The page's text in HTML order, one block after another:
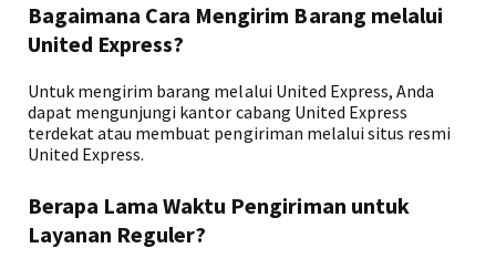
Bagaimana Cara Mengirim Barang melalui
United Express?
Untuk mengirim barang melalui United Express, Anda
dapat mengunjungi kantor cabang United Express
terdekat atau membuat pengiriman melalui situs resmi
United Express.
Berapa Lama Waktu Pengiriman untuk
Layanan Reguler?